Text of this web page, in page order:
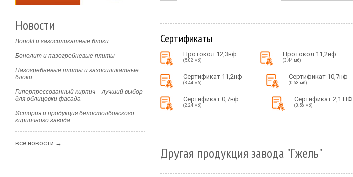
Сертификаты
Протокол 12,3нф
(5.02 мб)
Протокол 11,2нф
(3.44 мб)
Сертификат 11,2нф
(3.44 мб)
Сертификат 10,7нф
(0.63 мб)
Сертификат 0,7нф
(2.24 мб)
Сертификат 2,1 НФ
(0.56 мб)
Другая продукция завода "Гжель"
Новости
Bonolit и газосиликатные блоки
Бонолит и пазогребневые плиты
Пазогребневые плиты и газосиликатные
блоки
Гиперпрессованный кирпич – лучший выбор
для облицовки фасада
История и продукция белостолбовского
кирпичного завода
все новости →